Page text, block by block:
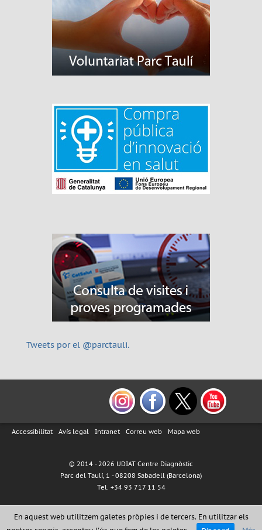
Tweets por el @parctauli.
Accessibilitat Avís legal Intranet Correu web Mapa web
© 2014 - 2026 UDIAT Centre Diagnòstic
Parc del Taulí, 1 - 08208 Sabadell (Barcelona)
Tel. +34 93 717 11 54
En aquest web utilitzem galetes pròpies i de tercers. En utilitzar els